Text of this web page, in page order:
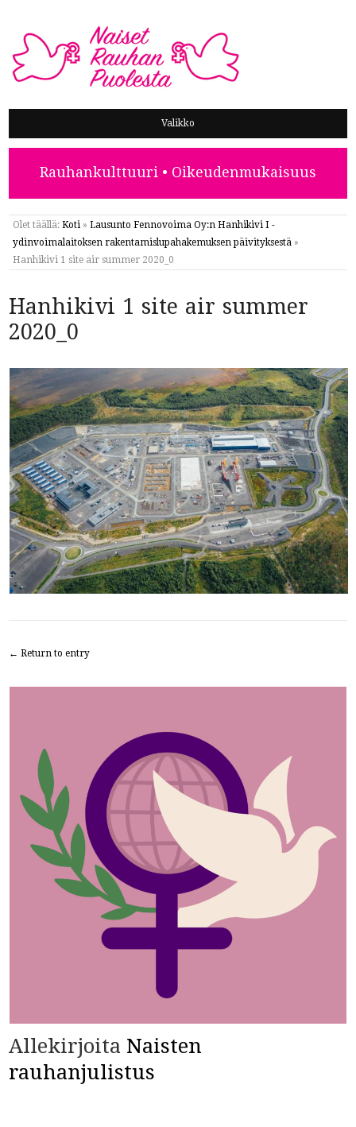
NAISET RAUHAN PUOLESTA
Valikko
Rauhankulttuuri • Oikeudenmukaisuus
Olet täällä: Koti » Lausunto Fennovoima Oy:n Hanhikivi I -
ydinvoimalaitoksen rakentamislupahakemuksen päivityksestä »
Hanhikivi 1 site air summer 2020_0
Hanhikivi 1 site air summer
2020_0
← Return to entry
Allekirjoita Naisten
rauhanjulistus